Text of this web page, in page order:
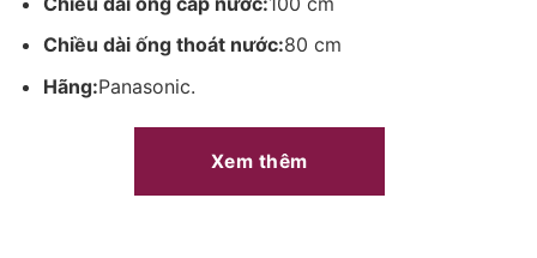
Chiều dài ống thoát nước:80 cm
Hãng:Panasonic.
Xem thêm